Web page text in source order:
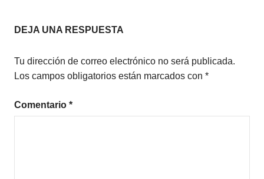
PARA
6 AÑOS
FANTASÍA
entradas
DEJA UNA RESPUESTA
Tu dirección de correo electrónico no será publicada.
Los campos obligatorios están marcados con *
Comentario *